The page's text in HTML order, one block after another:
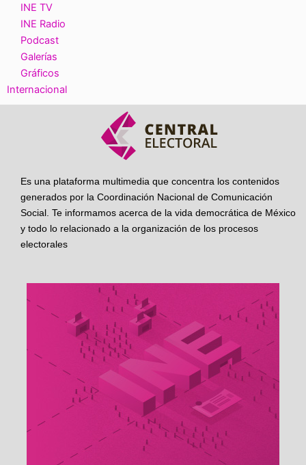
INE TV
INE Radio
Podcast
Galerías
Gráficos
Internacional
Es una plataforma multimedia que concentra los contenidos
generados por la Coordinación Nacional de Comunicación
Social. Te informamos acerca de la vida democrática de México
y todo lo relacionado a la organización de los procesos
electorales